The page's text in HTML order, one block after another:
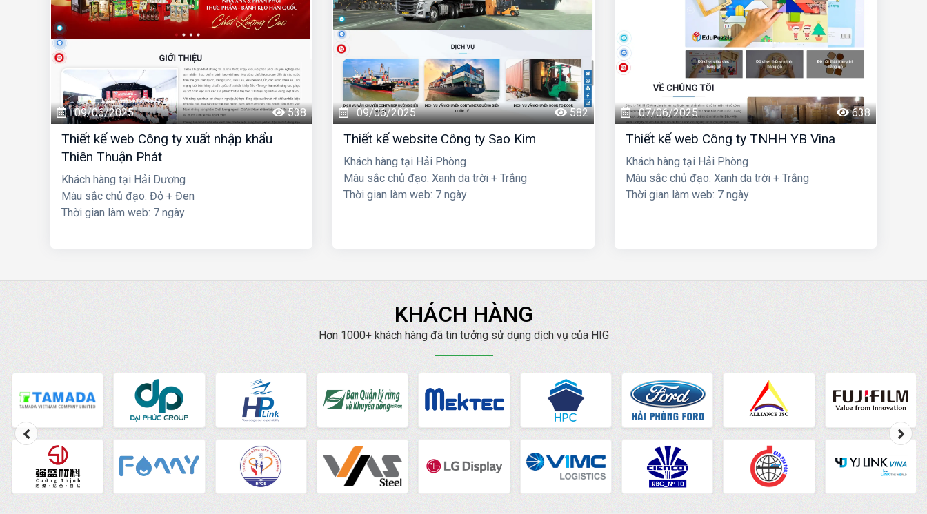
09/06/2025 538
Thiết kế web Công ty xuất nhập khẩu
Thiên Thuận Phát
Khách hàng tại Hải Dương
Màu sắc chủ đạo: Đỏ + Đen
Thời gian làm web: 7 ngày
09/06/2025 582
Thiết kế website Công ty Sao Kim
Khách hàng tại Hải Phòng
Màu sắc chủ đạo: Xanh da trời + Trắng
Thời gian làm web: 7 ngày
07/06/2025 638
Thiết kế web Công ty TNHH YB Vina
Khách hàng tại Hải Phòng
Màu sắc chủ đạo: Xanh da trời + Trắng
Thời gian làm web: 7 ngày
KHÁCH HÀNG
Hơn 1000+ khách hàng đã tin tưởng sử dụng dịch vụ của HIG